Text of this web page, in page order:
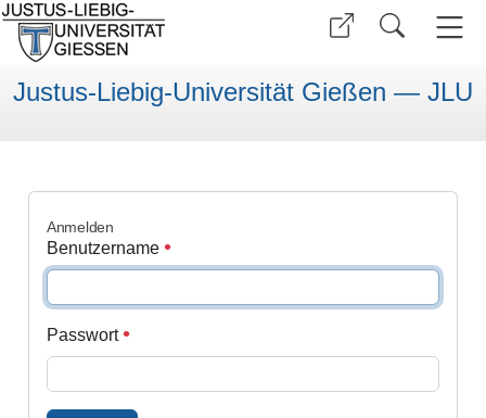
Justus-Liebig-Universität Gießen — JLU
Anmelden
Benutzername
Passwort